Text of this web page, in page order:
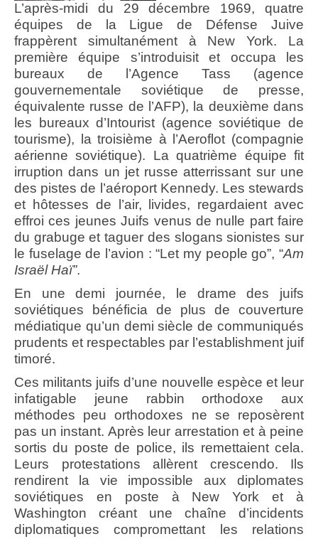
L’après-midi du 29 décembre 1969, quatre
équipes de la Ligue de Défense Juive
frappèrent simultanément à New York. La
première équipe s’introduisit et occupa les
bureaux de l’Agence Tass (agence
gouvernementale soviétique de presse,
équivalente russe de l’AFP), la deuxième dans
les bureaux d’Intourist (agence soviétique de
tourisme), la troisième à l’Aeroflot (compagnie
aérienne soviétique). La quatrième équipe fit
irruption dans un jet russe atterrissant sur une
des pistes de l’aéroport Kennedy. Les stewards
et hôtesses de l’air, livides, regardaient avec
effroi ces jeunes Juifs venus de nulle part faire
du grabuge et taguer des slogans sionistes sur
le fuselage de l’avion : “Let my people go”, “Am
Israël Haï”.
En une demi journée, le drame des juifs
soviétiques bénéficia de plus de couverture
médiatique qu’un demi siècle de communiqués
prudents et respectables par l’establishment juif
timoré.
Ces militants juifs d’une nouvelle espèce et leur
infatigable jeune rabbin orthodoxe aux
méthodes peu orthodoxes ne se reposèrent
pas un instant. Après leur arrestation et à peine
sortis du poste de police, ils remettaient cela.
Leurs protestations allèrent crescendo. Ils
rendirent la vie impossible aux diplomates
soviétiques en poste à New York et à
Washington créant une chaîne d’incidents
diplomatiques compromettant les relations